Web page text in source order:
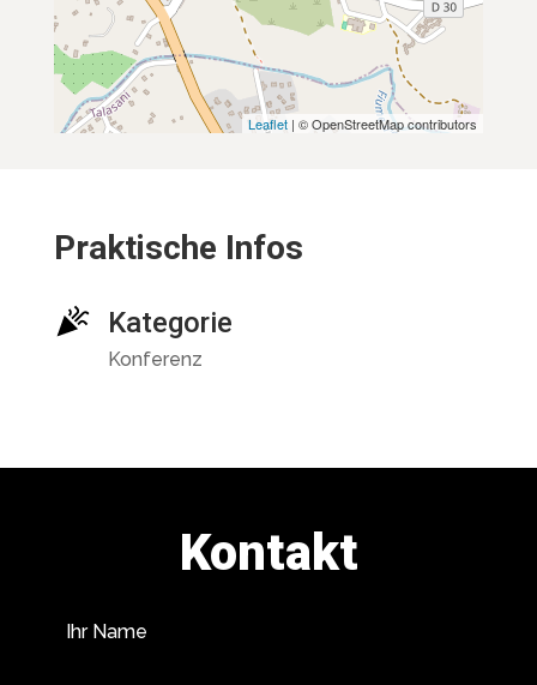
Leaflet | © OpenStreetMap contributors
Praktische Infos
Kategorie
Konferenz
Kontakt
Ihr Name